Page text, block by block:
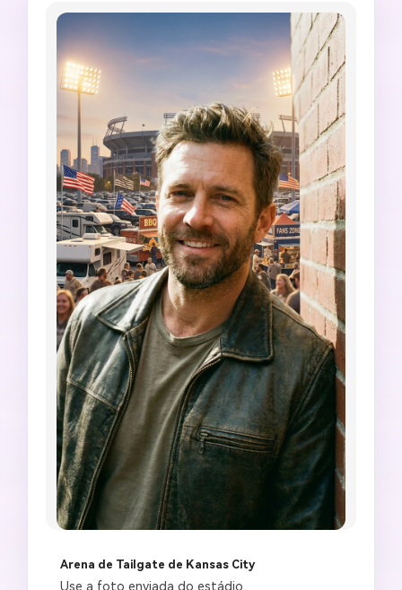
patrocinador, sem estradas distorcidas.
Arena de Tailgate de Kansas City
Use a foto enviada do estádio,